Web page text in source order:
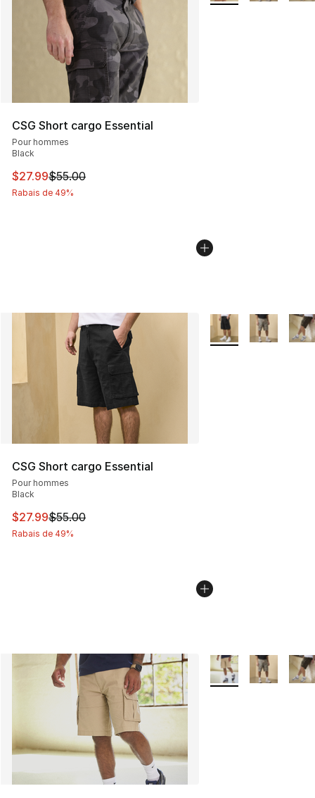
CSG Short cargo Essential
Pour hommes
Black
Cet article est en solde. Le prix est passé de $55.00 à
$27.99$55.00
Rabais de 49%
CSG Short cargo Essential
Pour hommes
Black
Cet article est en solde. Le prix est passé de $55.00 à
$27.99$55.00
Rabais de 49%
Plus de couleurs
Plus de couleurs